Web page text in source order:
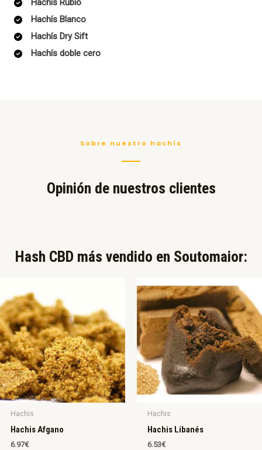
Hachís Rubio
Hachís Blanco
Hachís Dry Sift
Hachís doble cero
Sobre nuestro hachís
Opinión de nuestros clientes
Hash CBD más vendido en Soutomaior:​
Hachis
Hachis Afgano
6.97€
Hachis
Hachis Libanés
6.53€